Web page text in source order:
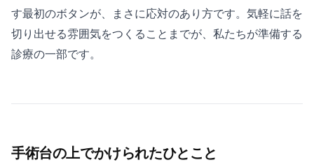
す最初のボタンが、まさに応対のあり方です。気軽に話を
切り出せる雰囲気をつくることまでが、私たちが準備する
診療の一部です。
手術台の上でかけられたひとこと